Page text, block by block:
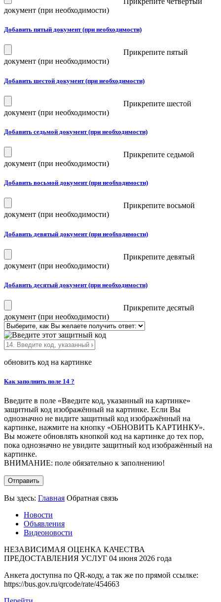
документ (при необходимости)
Добавить пятый документ (при необходимости)
Прикрепите пятый
документ (при необходимости)
Добавить шестой документ (при необходимости)
Прикрепите шестой
документ (при необходимости)
Добавить седьмой документ (при необходимости)
Прикрепите седьмой
документ (при необходимости)
Добавить восьмой документ (при необходимости)
Прикрепите восьмой
документ (при необходимости)
Добавить девятый документ (при необходимости)
Прикрепите девятый
документ (при необходимости)
Добавить десятый документ (при необходимости)
Прикрепите десятый
документ (при необходимости)
обновить код на картинке
Как заполнить поле 14 ?
Введите в поле «Введите код, указанный на картинке»
защитный код изображённый на картинке. Если Вы
однозначно не видите защитный код изображённый на
картинке, нажмите на кнопку «ОБНОВИТЬ КАРТИНКУ».
Вы можете обновлять кнопкой код на картинке до тех пор,
пока однозначно не увидите защитный код изображённый на
картинке.
ВНИМАНИЕ: поле обязательно к заполнению!
Отправить
Вы здесь: Главная Обратная связь
Новости
Объявления
Видеоновости
НЕЗАВИСИМАЯ ОЦЕНКА КАЧЕСТВА
ПРЕДОСТАВЛЕНИЯ УСЛУГ 04 июня 2026 года
Анкета доступна по QR-коду, а так же по прямой ссылке:
https://bus.gov.ru/qrcode/rate/454663